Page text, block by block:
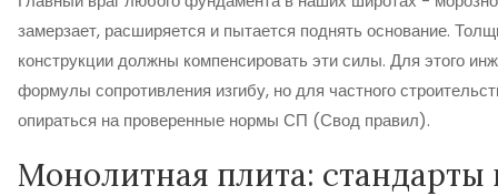
замерзает, расширяется и пытается поднять основание.
конструкции должны компенсировать эти силы. Для этого
формулы сопротивления изгибу, но для частного
опираться на проверенные нормы СП (Свод правил).
Монолитная плита: